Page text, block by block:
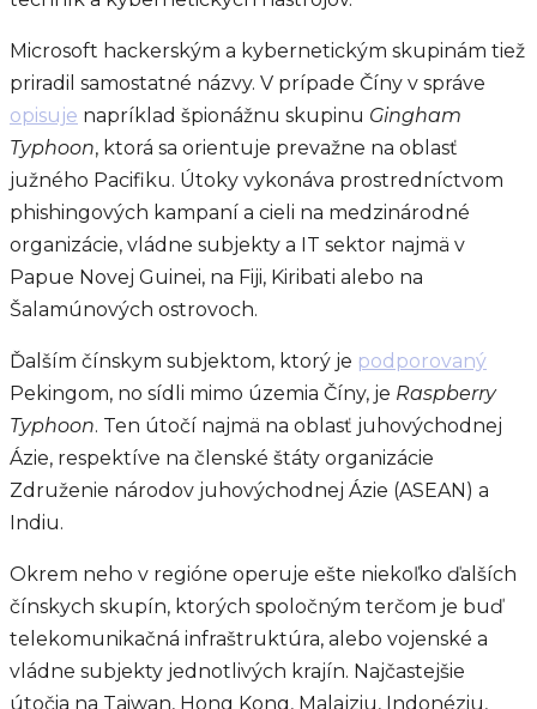
Microsoft hackerským a kybernetickým skupinám tiež
priradil samostatné názvy. V prípade Číny v správe
opisuje napríklad špionážnu skupinu Gingham
Typhoon, ktorá sa orientuje prevažne na oblasť
južného Pacifiku. Útoky vykonáva prostredníctvom
phishingových kampaní a cieli na medzinárodné
organizácie, vládne subjekty a IT sektor najmä v
Papue Novej Guinei, na Fiji, Kiribati alebo na
Šalamúnových ostrovoch.
Ďalším čínskym subjektom, ktorý je podporovaný
Pekingom, no sídli mimo územia Číny, je Raspberry
Typhoon. Ten útočí najmä na oblasť juhovýchodnej
Ázie, respektíve na členské štáty organizácie
Združenie národov juhovýchodnej Ázie (ASEAN) a
Indiu.
Okrem neho v regióne operuje ešte niekoľko ďalších
čínskych skupín, ktorých spoločným terčom je buď
telekomunikačná infraštruktúra, alebo vojenské a
vládne subjekty jednotlivých krajín. Najčastejšie
útočia na Taiwan, Hong Kong, Malajziu, Indonéziu,